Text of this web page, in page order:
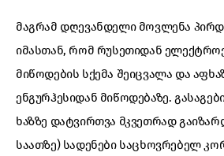
მაგრამ დღევანდელი მოვლენა
იმასთან, რომ რუსეთიდან
მიწოდების სქემა შეიცვალა და
ენგურჰესიდან მიწოდებაზე.
ხაზზე დატვირთვა მკვეთრად
საათზე) სადენები საცხოვრებელ